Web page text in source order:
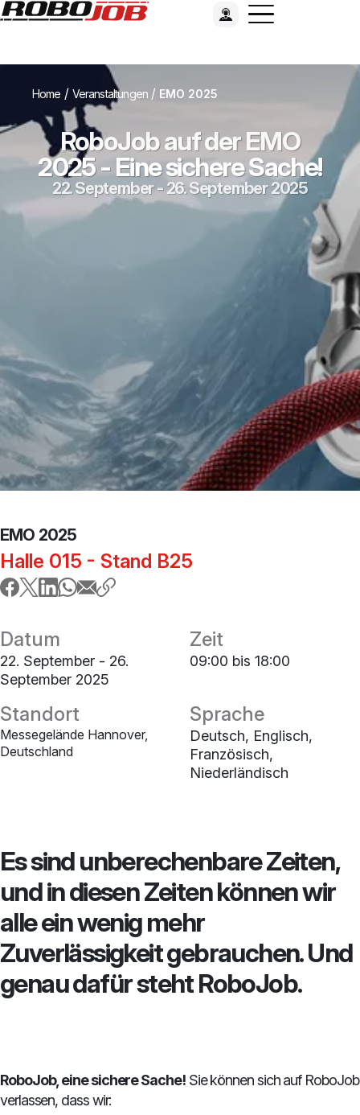
Home / Veranstaltungen / EMO 2025
RoboJob auf der EMO
2025 - Eine sichere Sache!
22. September - 26. September 2025
EMO 2025
Halle 015 - Stand B25
Datum
22. September - 26.
September 2025
Zeit
09:00 bis 18:00
Standort
Messegelände Hannover,
Deutschland
Sprache
Deutsch, Englisch,
Französisch,
Niederländisch
Es sind unberechenbare Zeiten,
und in diesen Zeiten können wir
alle ein wenig mehr
Zuverlässigkeit gebrauchen. Und
genau dafür steht RoboJob.
RoboJob, eine sichere Sache!Sie können sich auf RoboJob
verlassen, dass wir: